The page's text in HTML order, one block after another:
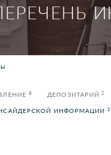
8 ДЕПОЗИТАРИЙ2
ИНФОРМАЦИИ 1